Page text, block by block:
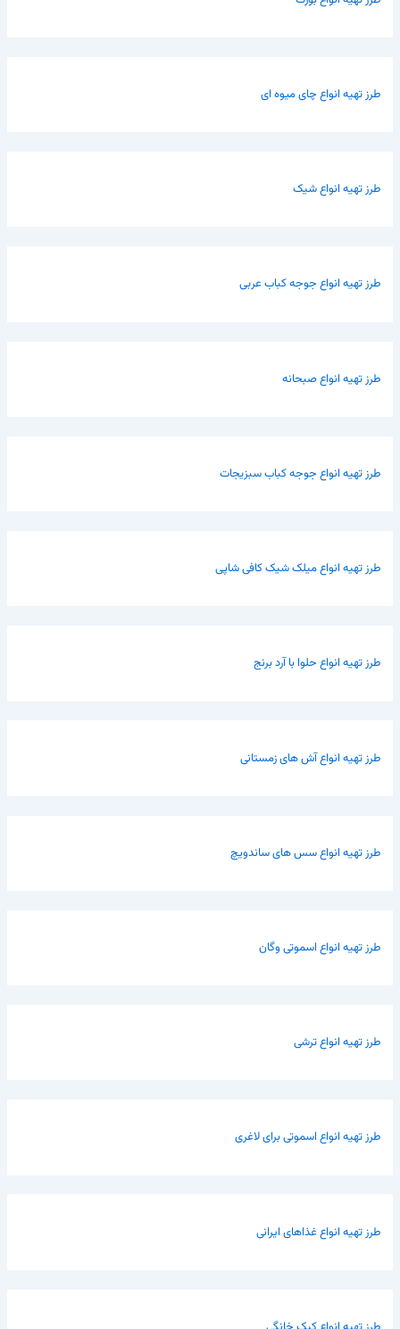
طرز تهیه انواع چای میوه ای
طرز تهیه انواع شیک
طرز تهیه انواع جوجه کباب عربی
طرز تهیه انواع صبحانه
طرز تهیه انواع جوجه کباب سبزیجات
طرز تهیه انواع میلک شیک کافی شاپی
طرز تهیه انواع حلوا با آرد برنج
طرز تهیه انواع آش های زمستانی
طرز تهیه انواع سس های ساندویچ
طرز تهیه انواع اسموتی وگان
طرز تهیه انواع ترشی
طرز تهیه انواع اسموتی برای لاغری
طرز تهیه انواع غذاهای ایرانی